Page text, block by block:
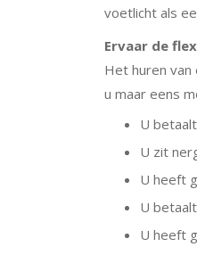
voetlicht als
Ervaar de
Het huren
u maar eens
U
U zit
U heeft
U
U heeft